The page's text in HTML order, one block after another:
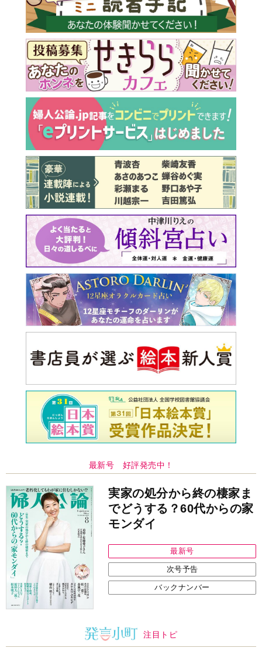
最新号 好評発売中！
実家の処分から終の棲家ま
でどうする？60代からの家
モンダイ
最新号
次号予告
バックナンバー
注目トピ